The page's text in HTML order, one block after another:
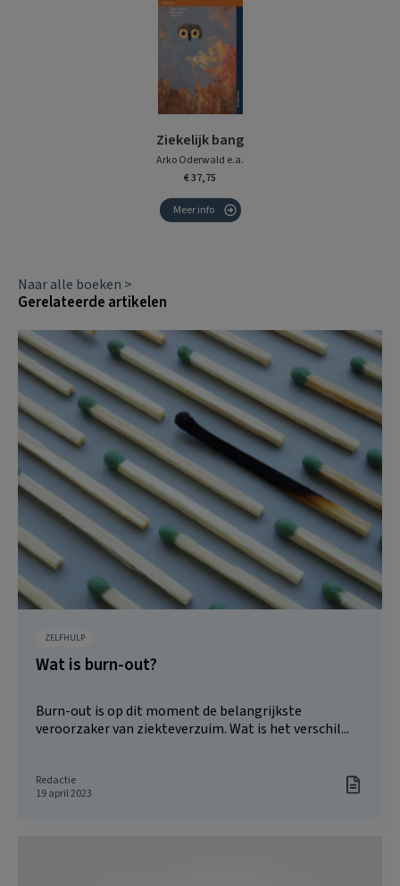
Ziekelijk bang
Arko Oderwald e.a.
€ 37,75
Meer info
Naar alle boeken >
Gerelateerde artikelen
ZELFHULP
Wat is burn-out?
Burn-out is op dit moment de belangrijkste
veroorzaker van ziekteverzuim. Wat is het verschil...
Redactie
19 april 2023